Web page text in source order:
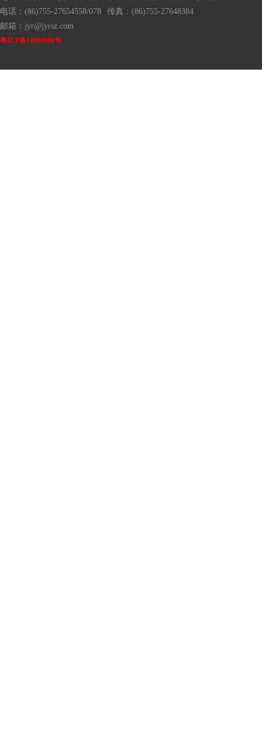
电话：(86)755-27654558/078
传真：(86)755-27648384
邮箱：jyr@jyrsz.com
粤ICP备12088600号